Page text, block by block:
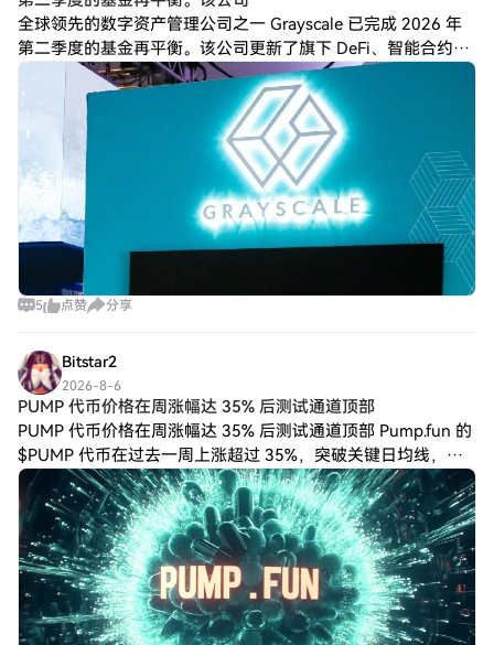
全球领先的数字资产管理公司之一 Grayscale 已完成 2026 年
第二季度的基金再平衡。该公司更新了旗下 DeFi、智能合约和
去中心化人工智能基金的资产权重，其中最引人注目的是将
$BNB 纳入
5 点赞 分享
Bitstar2
2026-8-6
PUMP 代币价格在周涨幅达 35% 后测试通道顶部
PUMP 代币价格在周涨幅达 35% 后测试通道顶部 Pump.fun 的
$PUMP 代币在过去一周上涨超过 35%，突破关键日均线，买
家正瞄准 0.0028 美元附近的上升通道上轨。 $PUMP